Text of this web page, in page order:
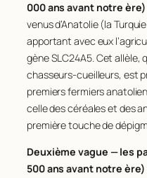
000 ans avant notre ère)
venus d’Anatolie (la
apportant avec eux
gèneSLC24A5. Cet allèle,
chasseurs-cueilleurs, est
premiers fermiers
celle des céréales et des
première touche de
Deuxième vague — les
500 ans avant notre ère)